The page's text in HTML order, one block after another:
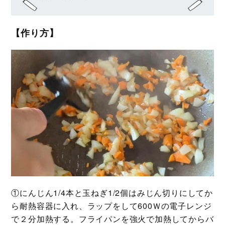
【作り方】
①にんじん1/4本と玉ねぎ1/2個はみじん切りにしてか
ら耐熱容器に入れ、ラップをして600Ｗの電子レンジ
で２分加熱する。フライパンを強火で加熱してからバ